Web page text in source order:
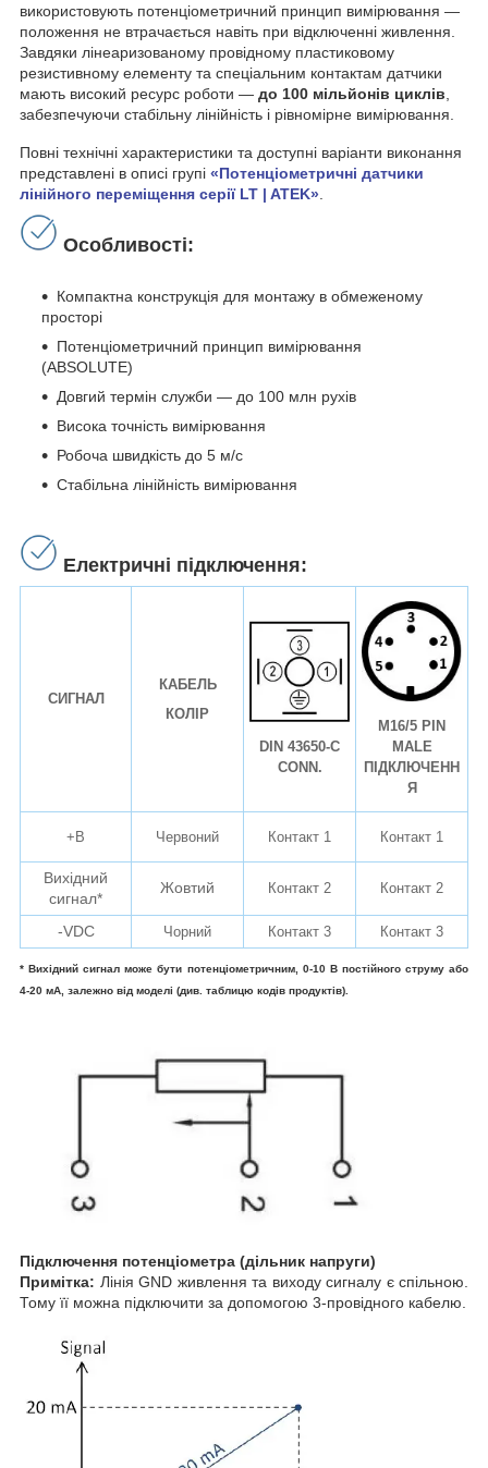
використовують потенціометричний принцип вимірювання —
положення не втрачається навіть при відключенні живлення.
Завдяки лінеаризованому провідному пластиковому
резистивному елементу та спеціальним контактам датчики
мають високий ресурс роботи — до 100 мільйонів циклів
забезпечуючи стабільну лінійність і рівномірне вимірювання.
Повні технічні характеристики та доступні варіанти виконання
представлені в описі групі «Потенціометричні датчики
лінійного переміщення серії LT | ATEK»
Особливості:
Компактна конструкція для монтажу в обмеженому
просторі
Потенціометричний принцип вимірювання
(ABSOLUTE)
Довгий термін служби — до 100 млн рухів
Висока точність вимірювання
Робоча швидкість до 5 м/с
Стабільна лінійність вимірювання
Електричні підключення:
СИГНАЛ
КАБЕЛЬ
КОЛІР
DIN 43650-C
CONN.
M16/5 PIN
MALE
ПІДКЛЮЧЕНН
Я
+B Червоний Контакт 1 Контакт 1
Вихідний
сигнал*
Жовтий Контакт 2 Контакт 2
-VDC Чорний Контакт 3 Контакт 3
* Вихідний сигнал може бути потенціометричним, 0-10 В постійного струму або
4-20 мА, залежно від моделі (див. таблицю кодів продуктів).
Підключення потенціометра (дільник напруги)
Примітка: Лінія GND живлення та виходу сигналу є спільною.
Тому її можна підключити за допомогою 3-провідного кабелю.